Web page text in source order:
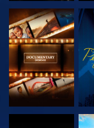
DÉCOUVRIR
LES SÉRIES